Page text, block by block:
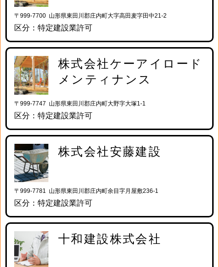
〒999-7700 山形県東田川郡庄内町大字高田麦字田中21-2
区分：特定建設業許可
株式会社ケーアイロード
メンティナンス
〒999-7747 山形県東田川郡庄内町大野字大塚1-1
区分：特定建設業許可
株式会社安藤建設
〒999-7781 山形県東田川郡庄内町余目字月屋敷236-1
区分：特定建設業許可
十和建設株式会社